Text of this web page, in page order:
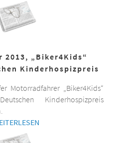
2013, „Biker4Kids“
Kinderhospizpreis
Motorradfahrer „Biker4Kids“
Kinderhospizpreis